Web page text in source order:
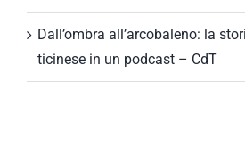
Dall’ombra all’arcobaleno: la
ticinese in un podcast – CdT